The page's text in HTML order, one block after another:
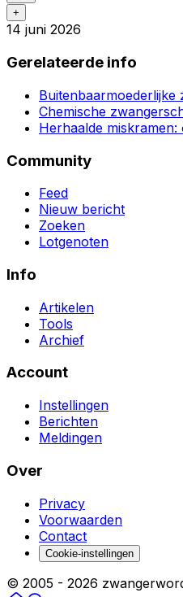
+
14 juni 2026
Gerelateerde info
Chemische
Herhaalde
Community
Feed
Nieuw bericht
Zoeken
Lotgenoten
Info
Artikelen
Tools
Archief
Account
Instellingen
Berichten
Meldingen
Over
Privacy
Voorwaarden
Contact
Cookie-instellingen
© 2005 - 2026